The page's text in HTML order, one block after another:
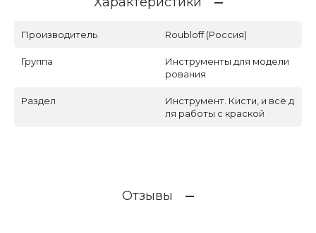
Производитель Roubloff (Россия)
Группа
Инструменты для модели
рования
Раздел
Инструмент. Кисти, и всё д
ля работы с краской
Отзывы